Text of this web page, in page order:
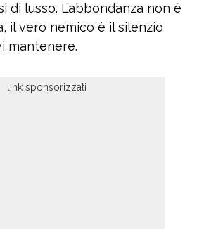
di lusso. L’abbondanza non è
il vero nemico è il silenzio
mantenere.